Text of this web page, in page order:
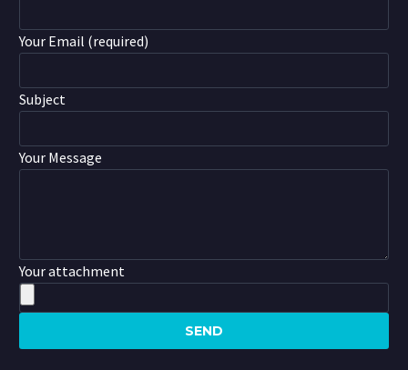
Your Email (required)
Subject
Your Message
Your attachment